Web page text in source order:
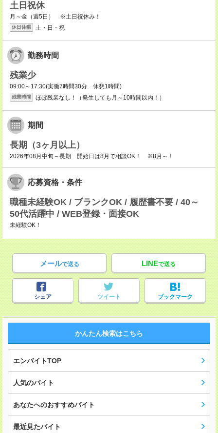
土日祝休
月～金（週5日） ※土日祝休み！
休日休暇 土・日・祝
勤務時間
残業少
09:00～17:30(実働7時間30分 休憩1時間)
残業時間 ほぼ残業なし！（発生しても月～10時間以内！）
期間
長期（3ヶ月以上）
2026年08月中旬～長期 開始日は8月で相談OK！ ※8月～！
応募資格・条件
職種未経験OK / ブランクOK / 履歴書不要 / 40～
50代活躍中 / WEB登録・面接OK
未経験OK！
メールで送る LINEで送る
シェア ツイート ブックマーク
かんたん検索はこちら
エンバイトTOP
人気のバイト
あなたへのおすすめバイト
最近見たバイト